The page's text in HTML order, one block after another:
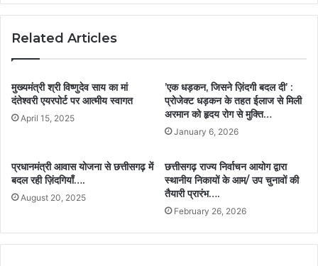
Related Articles
मुख्यमंत्री श्री विष्णुदेव साय का मां
दंतेश्वरी एयरपोर्ट पर आत्मीय स्वागत
April 15, 2025
’एक धड़कन, जिसने ज़िंदगी बदल दी’ :
प्रोजेक्ट धड़कन के तहत ईलाज से मिली
अरमान को हृदय रोग से मुक्ति…
January 6, 2026
प्रधानमंत्री आवास योजना से छत्तीसगढ़ में
बदल रही ज़िंदगियाँ….
August 20, 2025
छत्तीसगढ़ राज्य निर्वाचन आयोग द्वारा
स्थानीय निकायों के आम/ उप चुनावों की
तैयारी प्रारंभ….
February 26, 2026